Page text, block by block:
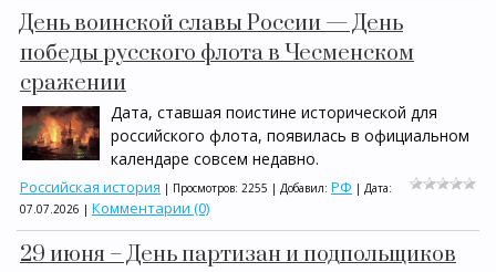
День воинской славы России — День
победы русского флота в Чесменском
сражении
Дата, ставшая поистине исторической для
российского флота, появилась в официальном
календаре совсем недавно.
Российская история | Просмотров: 2255 | Добавил: РФ | Дата:
07.07.2026 | Комментарии (0)
29 июня – День партизан и подпольщиков